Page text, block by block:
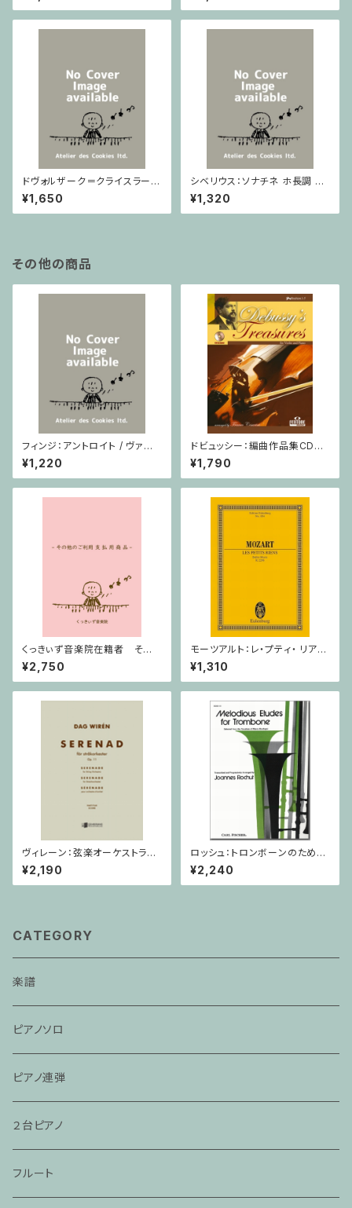
ドヴォルザーク＝クライスラー：
スラヴ幻想曲 ロ短調 from Op.
55-4, Op.75 / ヴァイオリンと
ピアノ
¥1,650
シベリウス：ソナチネ ホ長調 O
p.80 / ヴァイオリンとピアノ
¥1,320
その他の商品
フィンジ：アントロイト / ヴァイ
オリン・ピアノ
¥1,220
ドビュッシー：編曲作品集CD付
/ ヴァイオリン・ピアノ
¥1,790
くっきぃず音楽院在籍者 その
他のご利用支払用商品 おば
けのぼうけん１巻
¥2,750
モーツアルト：レ・プティ・ リア
ン/ミニチュアスコア
¥1,310
ヴィレーン：弦楽オーケストラの
ための セレナード Op.11 / ミ
ニチュアスコア
¥2,190
ロッシュ：トロンボーンのための
旋律的練習曲 第3巻/トロンボ
ーン
¥2,240
CATEGORY
楽譜
ピアノソロ
ピアノ連弾
２台ピアノ
フルート